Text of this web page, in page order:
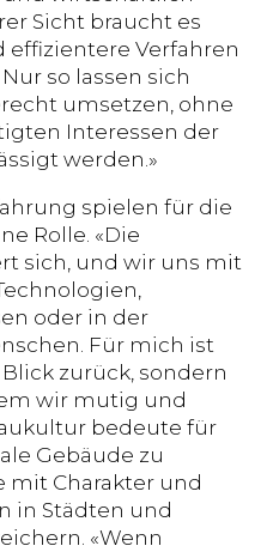
Sicht braucht es
effizientere Verfahren
so lassen sich
umsetzen, ohne
Interessen der
werden.»
spielen für die
Rolle. «Die
sich, und wir uns mit
oder in der
Für mich ist
zurück, sondern
wir mutig und
bedeute für
Gebäude zu
mit Charakter und
in Städten und
«Wenn